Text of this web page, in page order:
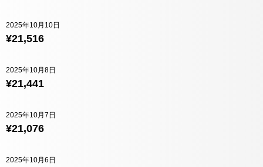
¥21,516
2025年10月10日
¥21,441
2025年10月8日
¥21,076
2025年10月7日
2025年10月6日